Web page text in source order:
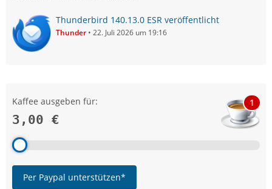
Thunderbird 140.13.0 ESR veröffentlicht
Thunder 22. Juli 2026 um 19:16
Kaffee ausgeben für:
3,00 €
1
Per Paypal unterstützen*